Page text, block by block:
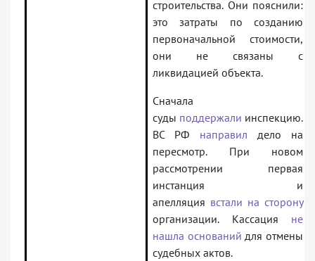
строительства. Они пояснили:
это затраты по созданию
первоначальной стоимости,
они не связаны с
ликвидацией объекта.
Сначала
суды поддержали инспекцию.
ВС РФ направил дело на
пересмотр. При новом
рассмотрении первая
инстанция и
апелляция встали на сторону
организации. Кассация не
нашла оснований для отмены
судебных актов.